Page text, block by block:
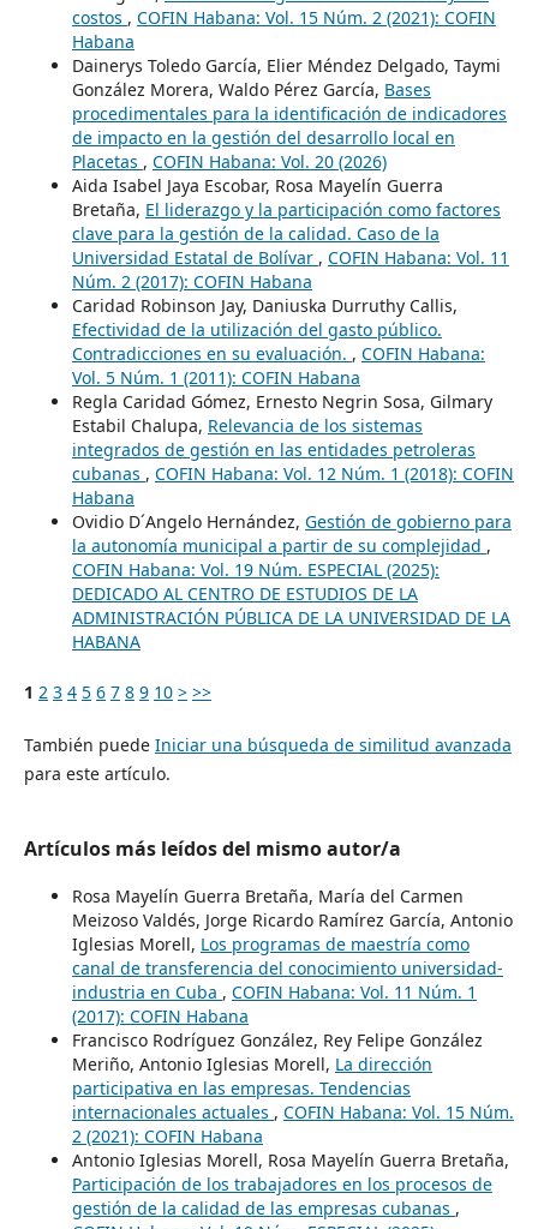
costos , COFIN Habana: Vol. 15 Núm. 2 (2021): COFIN
Habana
Dainerys Toledo García, Elier Méndez Delgado, Taymi
González Morera, Waldo Pérez García, Bases
procedimentales para la identificación de indicadores
de impacto en la gestión del desarrollo local en
Placetas , COFIN Habana: Vol. 20 (2026)
Aida Isabel Jaya Escobar, Rosa Mayelín Guerra
Bretaña, El liderazgo y la participación como factores
clave para la gestión de la calidad. Caso de la
Universidad Estatal de Bolívar , COFIN Habana: Vol. 11
Núm. 2 (2017): COFIN Habana
Caridad Robinson Jay, Daniuska Durruthy Callis,
Efectividad de la utilización del gasto público.
Contradicciones en su evaluación. , COFIN Habana:
Vol. 5 Núm. 1 (2011): COFIN Habana
Regla Caridad Gómez, Ernesto Negrin Sosa, Gilmary
Estabil Chalupa, Relevancia de los sistemas
integrados de gestión en las entidades petroleras
cubanas , COFIN Habana: Vol. 12 Núm. 1 (2018): COFIN
Habana
Ovidio D´Angelo Hernández, Gestión de gobierno para
la autonomía municipal a partir de su complejidad ,
COFIN Habana: Vol. 19 Núm. ESPECIAL (2025):
DEDICADO AL CENTRO DE ESTUDIOS DE LA
ADMINISTRACIÓN PÚBLICA DE LA UNIVERSIDAD DE LA
HABANA
1 2 3 4 5 6 7 8 9 10 > >>
También puede Iniciar una búsqueda de similitud avanzada
para este artículo.
Artículos más leídos del mismo autor/a
Rosa Mayelín Guerra Bretaña, María del Carmen
Meizoso Valdés, Jorge Ricardo Ramírez García, Antonio
Iglesias Morell, Los programas de maestría como
canal de transferencia del conocimiento universidad-
industria en Cuba , COFIN Habana: Vol. 11 Núm. 1
(2017): COFIN Habana
Francisco Rodríguez González, Rey Felipe González
Meriño, Antonio Iglesias Morell, La dirección
participativa en las empresas. Tendencias
internacionales actuales , COFIN Habana: Vol. 15 Núm.
2 (2021): COFIN Habana
Antonio Iglesias Morell, Rosa Mayelín Guerra Bretaña,
Participación de los trabajadores en los procesos de
gestión de la calidad de las empresas cubanas ,